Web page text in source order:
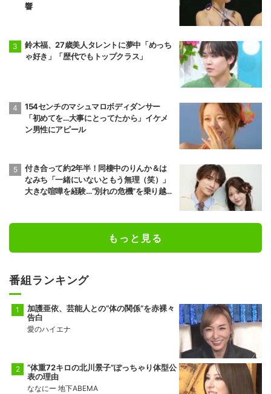
響
鈴木福、27歳美人タレントに夢中「めっち
ゃ好き」「歴代でもトップクラス」
154センチのマシュマロボディダンサー
「初めてを…大事にとってたから」イケメ
ン男性にアピール
付き合って約2年半！同棲中のりんか＆は
なみち「一緒にいないともう無理（笑）」
大きな喧嘩を経験…“別れの危機”を乗り越え
もっと見る
番組ランキング
加護亜依、芸能人との“体の関係”を赤裸々
告白
愛のハイエナ
“体重72キロの北川景子”ぽっちゃり体型公
表の理由
ななにー 地下ABEMA